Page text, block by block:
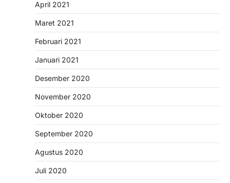
April 2021
Maret 2021
Februari 2021
Januari 2021
Desember 2020
November 2020
Oktober 2020
September 2020
Agustus 2020
Juli 2020